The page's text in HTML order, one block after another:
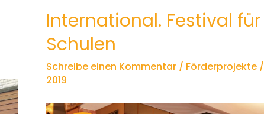
International. Festival für
Schulen
Schreibe einen Kommentar / Förderprojekte /
2019